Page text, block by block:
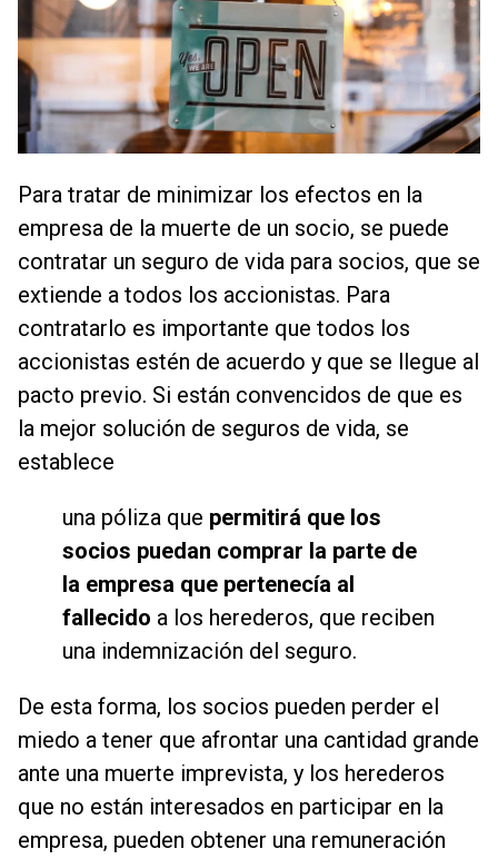
Para tratar de minimizar los efectos en la
empresa de la muerte de un socio, se puede
contratar un seguro de vida para socios, que se
extiende a todos los accionistas. Para
contratarlo es importante que todos los
accionistas estén de acuerdo y que se llegue al
pacto previo. Si están convencidos de que es
la mejor solución de seguros de vida, se
establece
una póliza que permitirá que los
socios puedan comprar la parte de
la empresa que pertenecía al
fallecido a los herederos, que reciben
una indemnización del seguro.
De esta forma, los socios pueden perder el
miedo a tener que afrontar una cantidad grande
ante una muerte imprevista, y los herederos
que no están interesados en participar en la
empresa, pueden obtener una remuneración